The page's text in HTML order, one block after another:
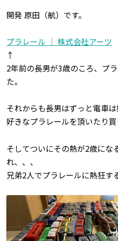
開発 原田（航）です。
プラレール ｜ 株式会社アーツ
↑
2年前の長男が3歳のころ、プ
た。
それからも長男はずっと電車
好きなプラレールを頂いたり買
そしてついにその熱が2歳にな
れ、、、
兄弟2人でプラレールに熱狂す